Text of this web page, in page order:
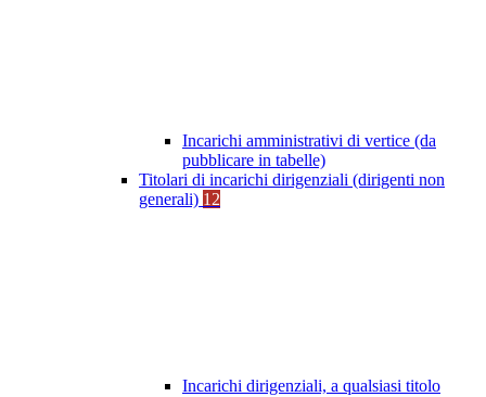
Incarichi amministrativi di vertice (da
pubblicare in tabelle)
Titolari di incarichi dirigenziali (dirigenti non
generali) 12
Incarichi dirigenziali, a qualsiasi titolo